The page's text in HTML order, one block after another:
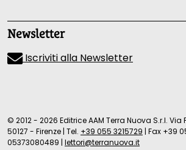
Newsletter
Iscriviti alla Newsletter
© 2012 - 2026 Editrice AAM Terra Nuova S.r.l. Via
50127 - Firenze | Tel. +39 055 3215729 | Fax +39
05373080489 | lettori@terranuova.it